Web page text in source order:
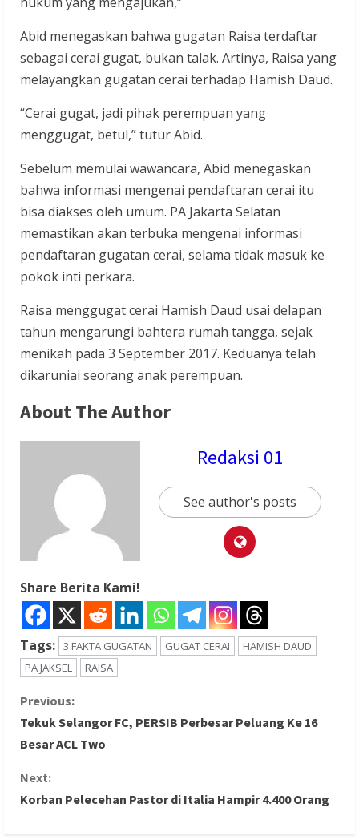
Abid menegaskan bahwa gugatan Raisa terdaftar
sebagai cerai gugat, bukan talak. Artinya, Raisa yang
melayangkan gugatan cerai terhadap Hamish Daud.
“Cerai gugat, jadi pihak perempuan yang
menggugat, betul,” tutur Abid.
Sebelum memulai wawancara, Abid menegaskan
bahwa informasi mengenai pendaftaran cerai itu
bisa diakses oleh umum. PA Jakarta Selatan
memastikan akan terbuka mengenai informasi
pendaftaran gugatan cerai, selama tidak masuk ke
pokok inti perkara.
Raisa menggugat cerai Hamish Daud usai delapan
tahun mengarungi bahtera rumah tangga, sejak
menikah pada 3 September 2017. Keduanya telah
dikaruniai seorang anak perempuan.
About The Author
Redaksi 01
See author's posts
Share Berita Kami!
Tags: 3 FAKTA GUGATAN GUGAT CERAI
HAMISH DAUD
PA JAKSEL
RAISA
C
o
n
t
Previous:
Tekuk Selangor FC, PERSIB Perbesar Peluang Ke 16
Besar ACL Two
Next:
Korban Pelecehan Pastor di Italia Hampir 4.400 Orang